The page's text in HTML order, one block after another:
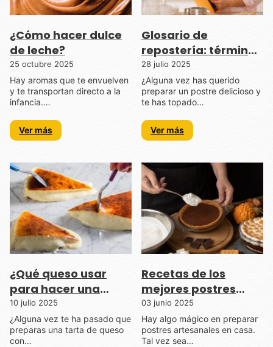
¿Cómo hacer dulce
de leche?
25 octubre 2025
Hay aromas que te envuelven
y te transportan directo a la
infancia.…
Ver más
Glosario de
repostería: términos
básicos que debes
conocer
28 julio 2025
¿Alguna vez has querido
preparar un postre delicioso y
te has topado…
Ver más
¿Qué queso usar
para hacer una
tarta de queso
cremosa?
10 julio 2025
¿Alguna vez te ha pasado que
preparas una tarta de queso
con…
Recetas de los
mejores postres
artesanales para
preparar en casa
03 junio 2025
Hay algo mágico en preparar
postres artesanales en casa.
Tal vez sea…